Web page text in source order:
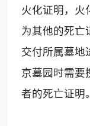
火化证明，火
为其他的死亡
交付所属墓地
京墓园 时需要
者的死亡证明。